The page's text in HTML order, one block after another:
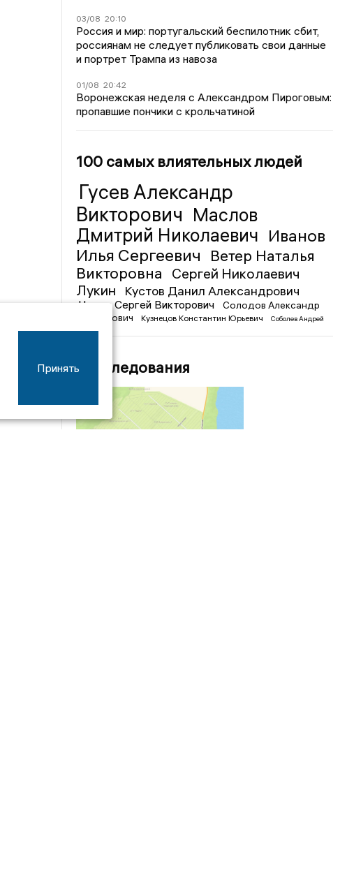
03/08 20:10
Россия и мир: португальский беспилотник сбит,
россиянам не следует публиковать свои данные
и портрет Трампа из навоза
01/08 20:42
Воронежская неделя с Александром Пироговым:
пропавшие пончики с крольчатиной
100 самых влиятельных людей
Гусев Александр
Викторович Маслов
Дмитрий Николаевич Иванов
Илья Сергеевич
Ветер Наталья
Викторовна
Сергей Николаевич
Лукин
Кустов Данил Александрович
Чижов Сергей Викторович
Солодов Александр
Михайлович
Кузнецов Константин Юрьевич
Соболев Андрей
Иванович
Расследования
Принять